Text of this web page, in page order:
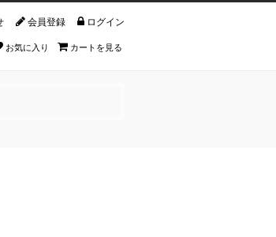
会員登録 ログイン
お気に入り カートを見る